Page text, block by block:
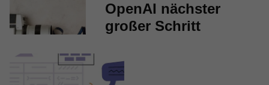
OpenAI nächster
großer Schritt